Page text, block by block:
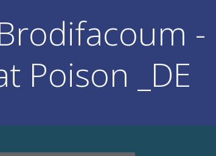
-
Poison _DE